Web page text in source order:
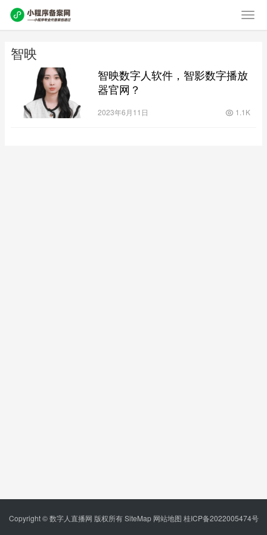
智映
智映数字人软件，智影数字播放
器官网？
2023年6月11日 1.1K
Copyright © 数字人直播网 版权所有SiteMap 网站地图 桂ICP备2022005474号